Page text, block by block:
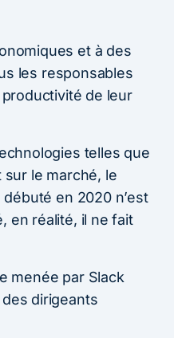
et à des
les responsables
de leur
telles que
sur le marché, le
en 2020 n’est
en réalité, il ne fait
menée par Slack
dirigeants